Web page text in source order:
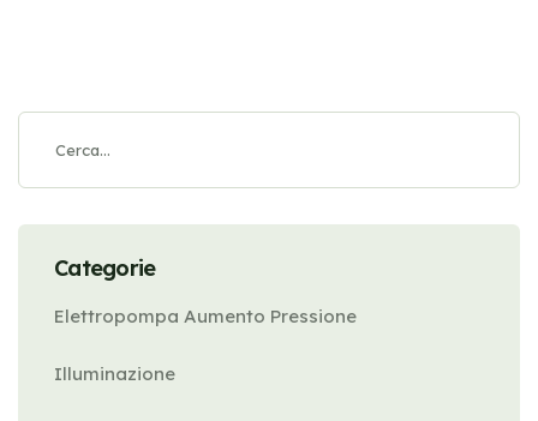
Categorie
Elettropompa Aumento Pressione
Illuminazione